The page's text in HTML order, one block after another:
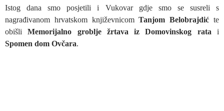
Istog dana smo posjetili i Vukovar gdje smo se susreli s
nagrađivanom hrvatskom književnicomTanjom Belobrajdić te
obišliMemorijalno groblje žrtava iz Domovinskog rata i
Spomen dom Ovčara.